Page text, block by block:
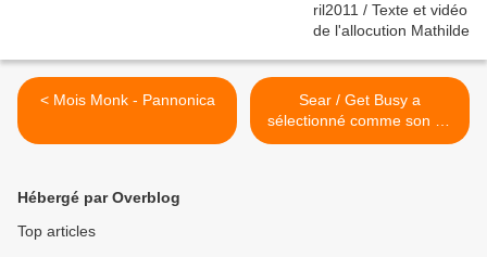
< Mois Monk - Pannonica
Sear / Get Busy a
sélectionné comme son du
jour... Semaine "Get Busy"
Hébergé par Overblog
Top articles